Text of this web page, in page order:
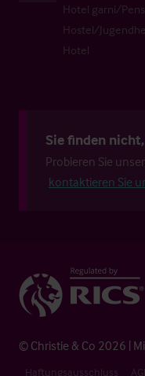
Hotel garni/
Hostel/
Hotel
Sie finden
Probieren Sie
kontaktieren Sie
© Christie & Co 2026 |
Haftungsausschluss